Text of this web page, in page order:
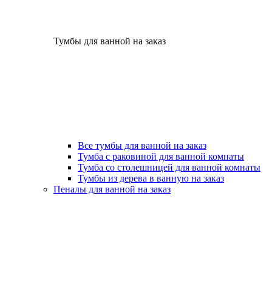
Тумбы для ванной на заказ
Все тумбы для ванной на заказ
Тумба с раковиной для ванной комнаты
Тумба со столешницей для ванной комнаты
Тумбы из дерева в ванную на заказ
Пеналы для ванной на заказ